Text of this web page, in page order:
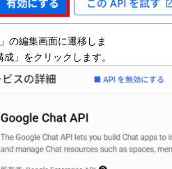
の編集画面に遷移しま
」をクリックします。